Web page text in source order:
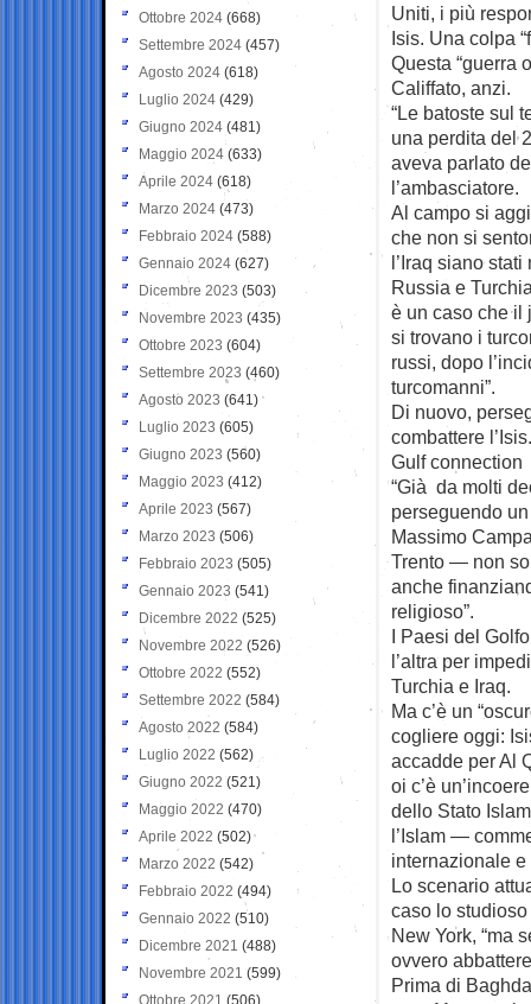
Uniti, i più
Isis. Una colpa
Questa “guerra
Califfato, anzi.
“Le batoste sul
una perdita del
aveva parlato
l’ambasciatore.
Al campo si
che non si
l’Iraq siano
Russia e
è un caso che il
si trovano i
russi, dopo
turcomanni”.
Di nuovo,
combattere l’Isis.
Gulf connection
“Già da molti
perseguendo
Massimo
Trento — non
anche
religioso”.
I Paesi del
l’altra per
Turchia e Iraq.
Ma c’è un
cogliere oggi:
accadde per Al
oi c’è
dello Stato
l’Islam —
internazionale e
Lo scenario
caso lo
New York, “ma
ovvero
Prima di
Ottobre 2024 (668)
Settembre 2024 (457)
Agosto 2024 (618)
Luglio 2024 (429)
Giugno 2024 (481)
Maggio 2024 (633)
Aprile 2024 (618)
Marzo 2024 (473)
Febbraio 2024 (588)
Gennaio 2024 (627)
Dicembre 2023 (503)
Novembre 2023 (435)
Ottobre 2023 (604)
Settembre 2023 (460)
Agosto 2023 (641)
Luglio 2023 (605)
Giugno 2023 (560)
Maggio 2023 (412)
Aprile 2023 (567)
Marzo 2023 (506)
Febbraio 2023 (505)
Gennaio 2023 (541)
Dicembre 2022 (525)
Novembre 2022 (526)
Ottobre 2022 (552)
Settembre 2022 (584)
Agosto 2022 (584)
Luglio 2022 (562)
Giugno 2022 (521)
Maggio 2022 (470)
Aprile 2022 (502)
Marzo 2022 (542)
Febbraio 2022 (494)
Gennaio 2022 (510)
Dicembre 2021 (488)
Novembre 2021 (599)
Ottobre 2021 (506)